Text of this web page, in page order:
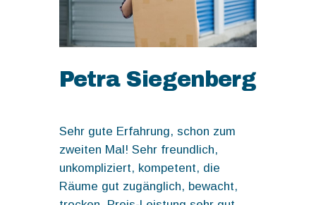
PREISE
KONTAKT
Petra Siegenberg
Sehr gute Erfahrung, schon zum
zweiten Mal! Sehr freundlich,
unkompliziert, kompetent, die
Räume gut zugänglich, bewacht,